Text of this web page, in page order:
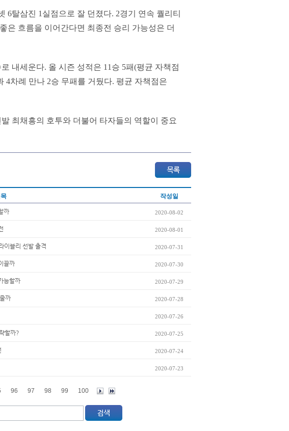
6탈삼진 1실점으로 잘 던졌다. 2경기 연속 퀄리티
은 흐름을 이어간다면 최종전 승리 가능성은 더
내세운다. 올 시즌 성적은 11승 5패(평균 자책점
4차례 만나 2승 무패를 거뒀다. 평균 자책점은
최채흥의 호투와 더불어 타자들의 역할이 중요
작성일
까 2020-08-02
2020-08-01
이블리 선발 출격 2020-07-31
끌까 2020-07-30
능할까 2020-07-29
까 2020-07-28
2020-07-26
할까? 2020-07-25
2020-07-24
2020-07-23
96 97 98 99 100